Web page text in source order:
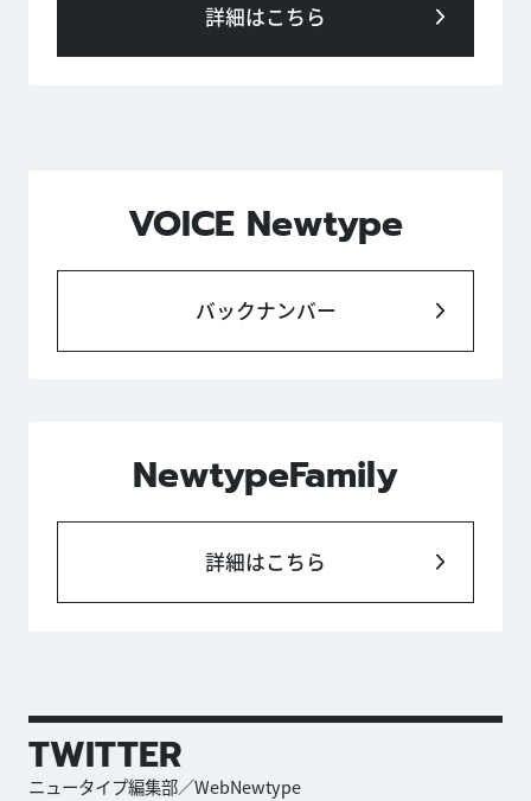
詳細はこちら
VOICE Newtype
バックナンバー
NewtypeFamily
詳細はこちら
TWITTER
ニュータイプ編集部／WebNewtype